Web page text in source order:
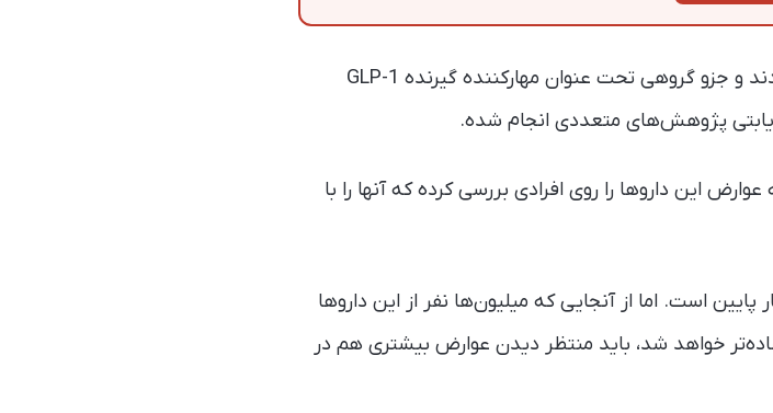
این دارو‌ها ابتدا برای بیماران دیابتی ساخته شده بودند و جزو گروهی تحت عنوان مهار‌کننده گیرنده GLP-1
پژوهش‌های متعددی انجام شده.
این داروها را روی افرادی بررسی کرده که آنها را با
است. اما از آنجایی که میلیون‌ها نفر از این دارو‌ها
خواهد شد، باید منتظر دیدن عوارض بیشتری هم در